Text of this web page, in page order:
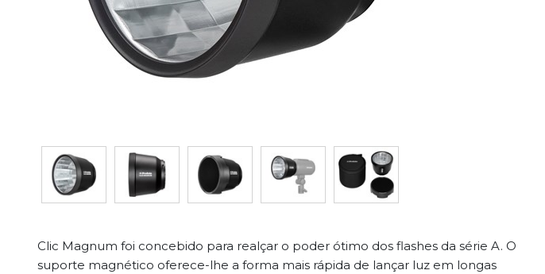
Clic Magnum foi concebido para realçar o poder ótimo dos flashes da série A. O
suporte magnético oferece-lhe a forma mais rápida de lançar luz em longas